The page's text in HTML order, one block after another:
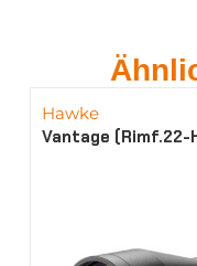
Hawke
Vantage (Rimf.22-